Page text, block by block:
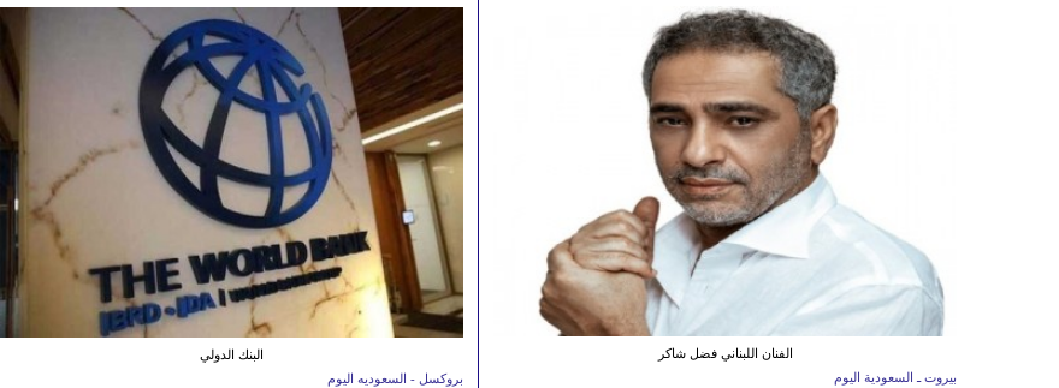
البنك الدولي
بروكسل - السعوديه اليوم
الفنان اللبناني فضل شاكر
بيروت ـ السعودية اليوم